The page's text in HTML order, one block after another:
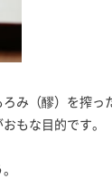
み（醪）を搾
もな目的です。